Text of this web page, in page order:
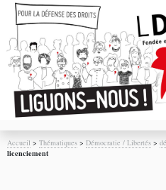
Accueil >Thématiques >Démocratie / Libertés >
licenciement